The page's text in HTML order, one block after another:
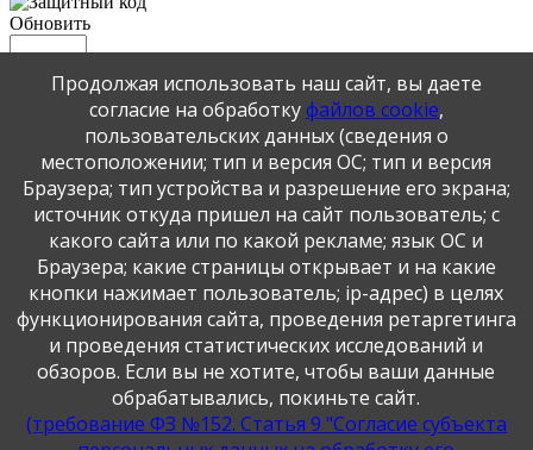
Обновить
Отправить
JComments
Публикация персональных данных, в том числе
фотографий, производится в соответствии с
Федеральным законом от 27.07.2006 г. № 152-ФЗ " О
персональных данных", с согласия субъекта персональных
данных".
Продолжая использовать наш сайт, вы даете
согласие на обработкуфайлов cookie,
пользовательских данных (сведения о
местоположении; тип и версия ОС; тип и версия
Браузера; тип устройства и разрешение его экрана;
источник откуда пришел на сайт пользователь; с
какого сайта или по какой рекламе; язык ОС и
Браузера; какие страницы открывает и на какие
кнопки нажимает пользователь; ip-адрес) в целях
функционирования сайта, проведения ретаргетинга
и проведения статистических исследований и
обзоров. Если вы не хотите, чтобы ваши данные
обрабатывались, покиньте сайт.
(требование ФЗ №152. Статья 9 "Согласие субъекта